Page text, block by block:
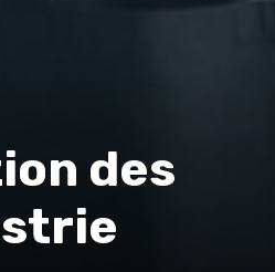
des